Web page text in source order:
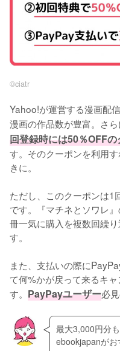
©︎ciatr
Yahoo!が運営する漫画配
漫画の作品数が豊富。さら
回登録時には50％OFF
す。そのクーポンを利用
きに。
ただし、このクーポンは1
です。『マチネとソワレ
冊一気に購入を複数回繰
す。
また、支払いの際に
て何%かが戻って来るキ
す。 PayPayユーザー必
最大3,000円分
ebookjapanがお